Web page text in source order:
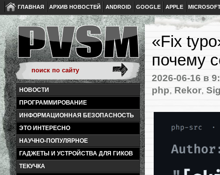
ГЛАВНАЯ АРХИВ НОВОСТЕЙ ANDROID GOOGLE APPLE
НОВОСТИ
ПРОГРАММИРОВАНИЕ
ИНФОРМАЦИОННАЯ БЕЗОПАСНОСТЬ
ЭТО ИНТЕРЕСНО
НАУЧНО-ПОПУЛЯРНОЕ
ГАДЖЕТЫ И УСТРОЙСТВА ДЛЯ ГИКОВ
ТЕКУЧКА
«Fix
почему
2026-06-16 в
php, Rekor,